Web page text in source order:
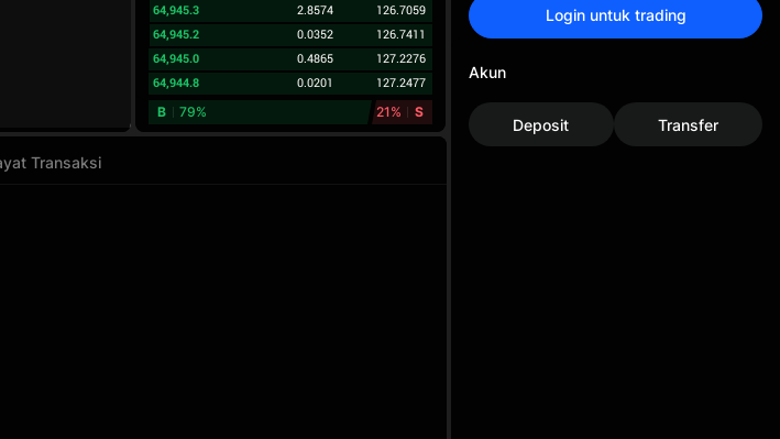
64,945.3
2.8574
126.7059
64,945.2
0.0352
126.7411
64,945.0
0.4865
127.2276
64,944.8
0.0201
127.2477
B
79% 21% S
Login untuk trading
Akun
Deposit Transfer
Transaksi